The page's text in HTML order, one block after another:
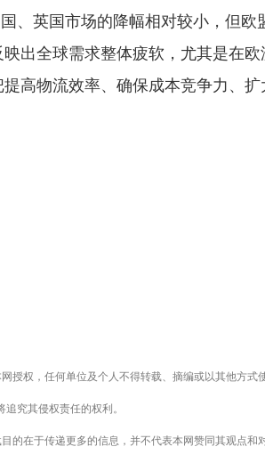
、英国市场的降幅相对较小，但欧
出全球需求整体疲软，尤其是在
高物流效率、确保成本竞争力、
权，任何单位及个人不得转载、摘编或以其他方式
究其侵权责任的权利。
在于传递更多的信息，并不代表本网赞同其观点和对